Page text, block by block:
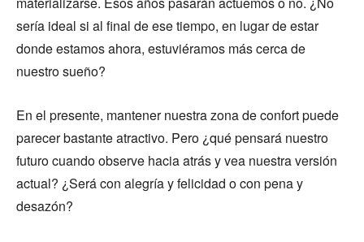
sería ideal si al final de ese tiempo, en lugar de estar
donde estamos ahora, estuviéramos más cerca de
nuestro sueño?
En el presente, mantener nuestra zona de confort puede
parecer bastante atractivo. Pero ¿qué pensará nuestro
futuro cuando observe hacia atrás y vea nuestra versión
actual? ¿Será con alegría y felicidad o con pena y
desazón?